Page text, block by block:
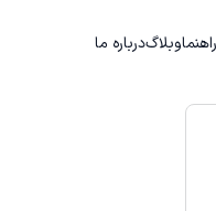
راهنماوبلاگدرباره ما